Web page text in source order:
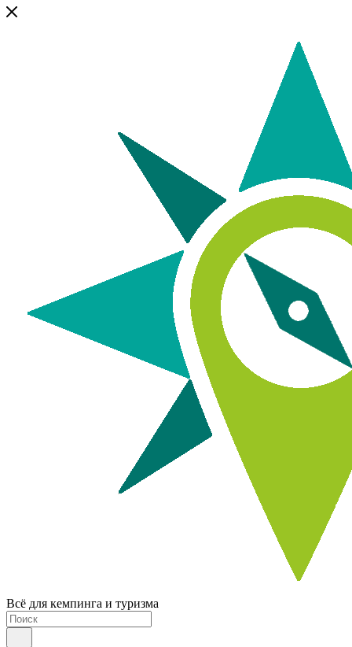
Всё для кемпинга и туризма